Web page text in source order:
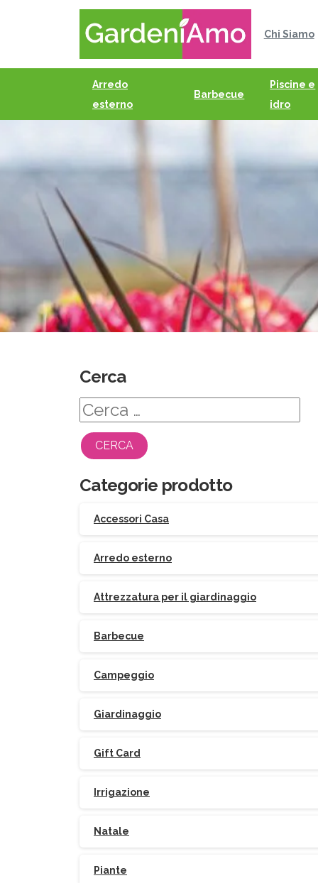
Chi Siamo
Arredo
esterno
Barbecue
Piscine e
idro
Cerca
Ricerca
per:
Categorie prodotto
Accessori Casa
Arredo esterno
Attrezzatura per il giardinaggio
Barbecue
Campeggio
Giardinaggio
Gift Card
Irrigazione
Natale
Piante